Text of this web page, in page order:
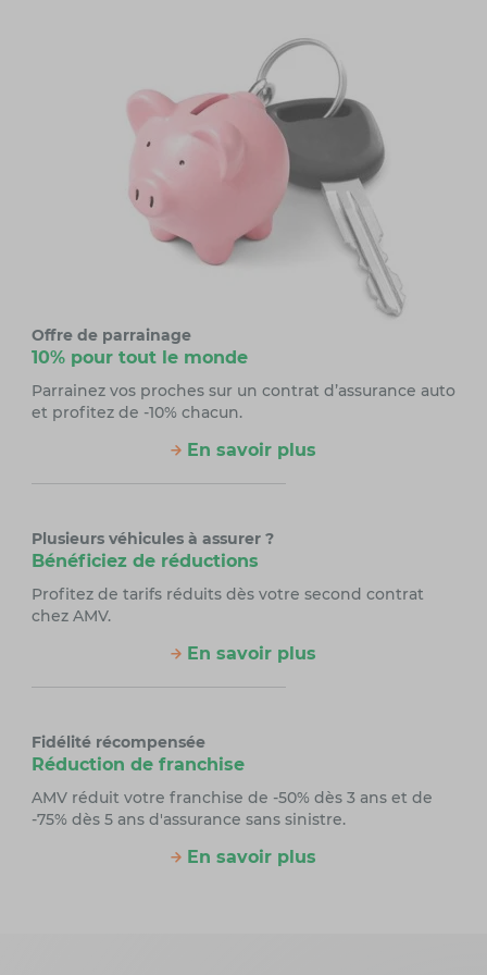
Offre de parrainage
10% pour tout le monde
Parrainez vos proches sur un contrat d’assurance auto
et profitez de -10% chacun.
En savoir plus
Plusieurs véhicules à assurer ?
Bénéficiez de réductions
Profitez de tarifs réduits dès votre second contrat
chez AMV.
En savoir plus
Fidélité récompensée
Réduction de franchise
AMV réduit votre franchise de -50% dès 3 ans et de
-75% dès 5 ans d'assurance sans sinistre.
En savoir plus